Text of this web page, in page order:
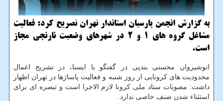
به گزارش انجمن پارسیان استاندار تهران تصریح کرد: فعالیت
مشاغل گروه های ۱ و ۲ در شهرهای وضعیت نارنجی مجاز
است.
انوشیروان محسنی بندپی در گفتگو با ایسنا، در تشریح اعمال
محدودیت های کرونایی از روز شنبه و فعالیت پاساژها در تهران اظهار
داشت: مصوبات ستاد ملی کرونا لازم الاجرا است و تبصره ای برای
استثناء شدن صنف خاصی ندارد.